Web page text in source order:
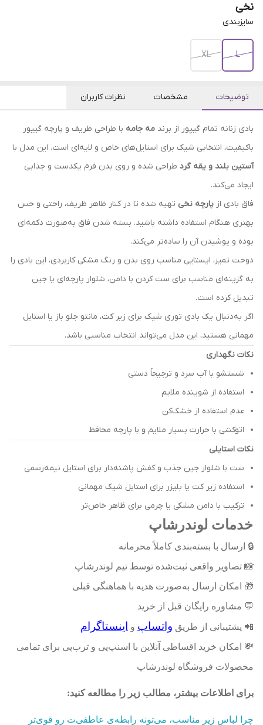
نخی
سایزبندی
L
XL
توضیحات مشخصات نظرات کاربران
بادی زنانه تمام گیپور از برند مه جامه با طراحی ظریف و پارچه گیپور
باکیفیت، انتخابی شیک برای استایل‌های خاص و لایه‌ای است. این مدل با
آستین بلند و یقه گرد طراحی شده و روی بدن فرم یکدست و جذابی
ایجاد می‌کند.
فاق بادی از پارچه نخی تهیه شده تا در کنار ظاهر ظریف، راحتی و حس
بهتری هنگام استفاده داشته باشید. بسته شدن فاق به‌صورت دکمه‌ای
بوده و پوشیدن آن را ساده‌تر می‌کند.
دوخت تمیز، ایستایی مناسب روی بدن و رنگ مشکی کاربردی، این بادی را
به گزینه‌ای مناسب برای ست کردن با دامن، شلوار پارچه‌ای یا جین
تبدیل کرده است.
اگر به‌دنبال یک بادی توری شیک برای زیر کت، مانتو جلو باز یا استایل
مهمانی هستید، این مدل می‌تواند انتخاب مناسبی باشد.
نکات نگهداری
شستشو با آب سرد و ترجیحاً دستی
استفاده از شوینده ملایم
عدم استفاده از خشک‌کن
اتوکشی با حرارت بسیار ملایم و با پارچه محافظ
نکات استایلی
ست با شلوار جین جذب و کفش پاشنه‌دار برای استایل نیمه‌رسمی
استفاده زیر کت یا بلیزر برای استایل شیک مهمانی
ترکیب با دامن مشکی یا چرمی برای ظاهر خاص‌تر
خدمات لوندرشاپ
🔒 ارسال با بسته‌بندی کاملاً محرمانه
📸 تصاویر واقعی ثبت‌شده توسط تیم لوندرشاپ
🎁 امکان ارسال به‌صورت هدیه با هماهنگی قبلی
💬 مشاوره رایگان قبل از خرید
📲 پشتیبانی از طریق واتساپ و اینستاگرام
💸 امکان خرید اقساطی آنلاین با اسنپ‌پی و ترب‌پی برای تمامی
محصولات فروشگاه لوندرشاپ
برای اطلاعات بیشتر، مطالب زیر را مطالعه کنید:
چرا لباس زیر مناسب، می‌تونه رابطه‌ی عاطفی‌ت رو قوی‌تر